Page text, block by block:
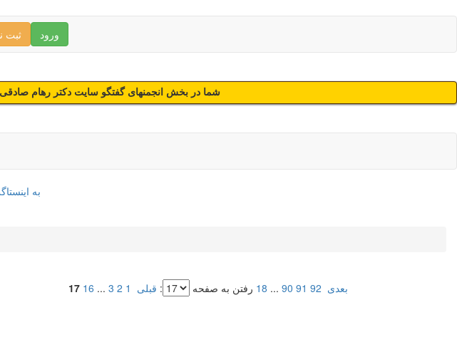
ثبت ورود
شما در بخش انجمنهای گفتگو سایت دکتر رهام صادقی
رفتن به صفحه : قبلی 1
2
3
...
16
17 18 ... 90 91 92 بعدی